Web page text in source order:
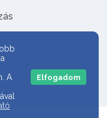
A
Elfogadom